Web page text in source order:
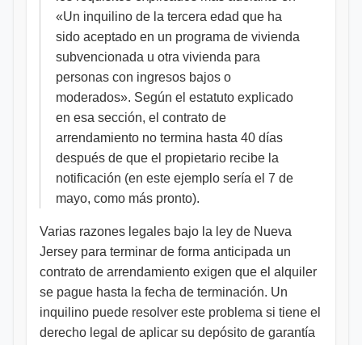
«Un inquilino de la tercera edad que ha
sido aceptado en un programa de vivienda
subvencionada u otra vivienda para
personas con ingresos bajos o
moderados». Según el estatuto explicado
en esa sección, el contrato de
arrendamiento no termina hasta 40 días
después de que el propietario recibe la
notificación (en este ejemplo sería el 7 de
mayo, como más pronto).
Varias razones legales bajo la ley de Nueva
Jersey para terminar de forma anticipada un
contrato de arrendamiento exigen que el alquiler
se pague hasta la fecha de terminación. Un
inquilino puede resolver este problema si tiene el
derecho legal de aplicar su depósito de garantía